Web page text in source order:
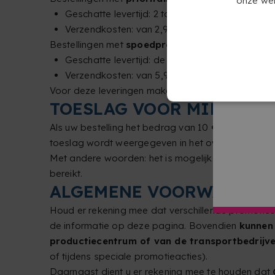
Geschatte levertijd: 2 tot 4 werkdagen.
Verzendkosten: van 2,95 € tot 7,95 €.
Bestellingen met spoedproductiemethode
Geschatte levertijd: de volgende werkdag,
Verzendkosten: van 5,95 € tot 16,95 €.
Voor deze leveringen maken wij bij voorkeur
TOESLAG VOOR
Als uw bestelling het bedrag van 10 € niet
toeslag wordt weergegeven in het overzicht van
Met andere woorden: het is mogelijk dat u
bereikt.
ALGEMENE VOORWAARDEN
Houd er rekening mee dat verschillende
de informatie op deze pagina. Bovendien
productiecentrum of van de
of tijdens speciale promotieacties).
Daarnaast dient u er rekening mee te houden dat